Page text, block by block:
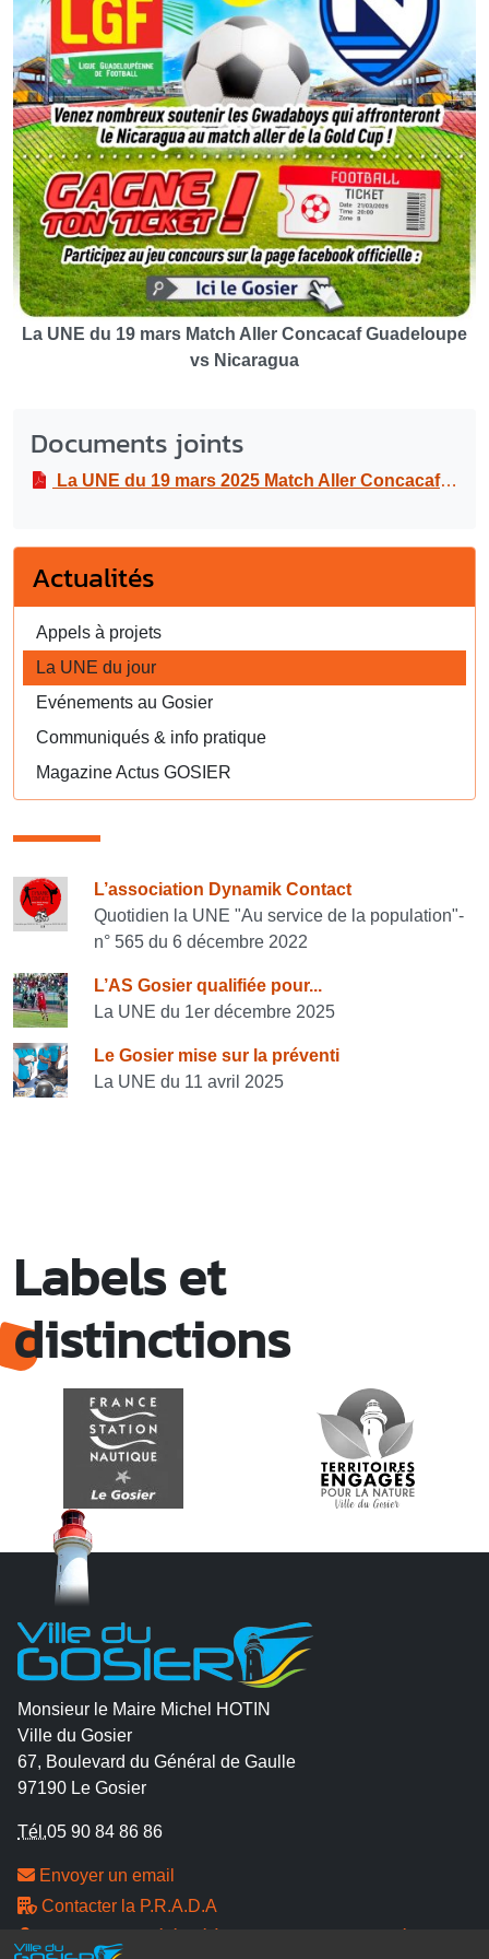
La UNE du 19 mars Match Aller Concacaf Guadeloupe
vs Nicaragua
Documents joints
La UNE du 19 mars 2025 Match Aller Concacaf Guadeloupe vs Nicaragua
Actualités
Appels à projets
La UNE du jour
Evénements au Gosier
Communiqués & info pratique
Magazine Actus GOSIER
Consulter également
L’association Dynamik Contact
Quotidien la UNE "Au service de la population"-
n° 565 du 6 décembre 2022
L’AS Gosier qualifiée pour...
La UNE du 1er décembre 2025
Le Gosier mise sur la préventi
La UNE du 11 avril 2025
Labels et
distinctions
Monsieur le Maire Michel HOTIN
Ville du Gosier
67, Boulevard du Général de Gaulle
97190 Le Gosier
Tél.05 90 84 86 86
Envoyer un email
Contacter la P.R.A.D.A